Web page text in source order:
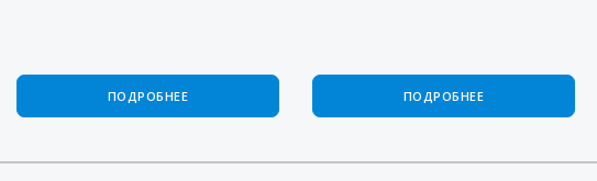
ПОДРОБНЕЕ ПОДРОБНЕЕ